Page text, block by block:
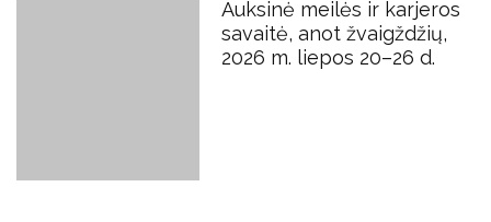
Auksinė meilės ir karjeros
savaitė, anot žvaigždžių,
2026 m. liepos 20–26 d.